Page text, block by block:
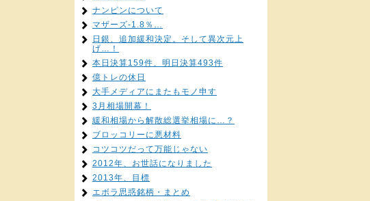
ナンピンについて
マザーズ-1.8％…
日銀、追加緩和決定。そして異次元上
げ…！
本日決算159件、明日決算493件
億トレの休日
大手メディアにまたもモノ申す
3月相場開幕！
緩和相場から解散総選挙相場に…？
ブロッコリーに悪材料
コツコツだって万能じゃない
2012年、お世話になりました
2013年、目標
エボラ思惑銘柄・まとめ